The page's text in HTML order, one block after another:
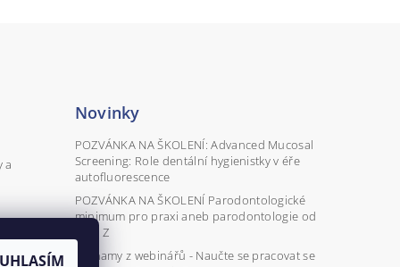
a
Novinky
POZVÁNKA NA ŠKOLENÍ: Advanced Mucosal
Screening: Role dentální hygienistky v éře
autofluorescence
POZVÁNKA NA ŠKOLENÍ Parodontologické
minimum pro praxi aneb parodontologie od
A do Z
Záznamy z webinářů - Naučte se pracovat se